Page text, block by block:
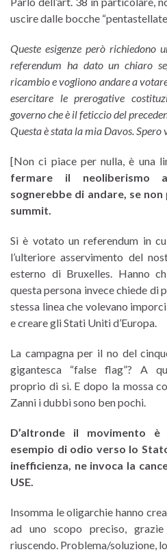
uscire dalle bocche
Queste esigenze però
referendum ha dato un chiaro
ricambio e vogliono andare a
esercitare le prerogative
governo che è il feticcio del
Questa è stata la mia Davos. Spero
[Non ci piace per nulla, è una
fermare il neoliberismo
sognerebbe di andare, se
summit.
Si è votato un referendum in
l’ulteriore asservimento del
esterno di Bruxelles. Hanno
questa persona invece chiede di
stessa linea che volevano
e creare gli Stati Uniti d’Europa.
La campagna per il no del
gigantesca “false flag”? A
proprio di sì. E dopo la mossa
Zanni i dubbi sono ben pochi.
D’altronde il movimento
esempio di odio verso lo
inefficienza, ne invoca la
USE.
Insomma le oligarchie hanno
ad uno scopo preciso,
riuscendo. Problema/soluzione,